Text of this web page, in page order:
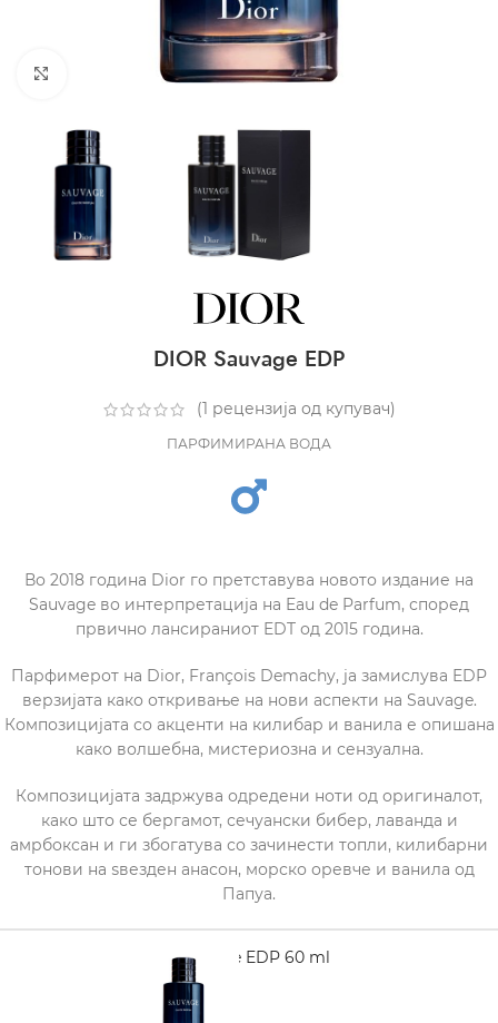
CLICK TO ENLARGE
DIOR Sauvage EDP
(1 рецензија од купувач)
ПАРФИМИРАНА ВОДА
Во 2018 година Dior го претставува новото издание на
Sauvage во интерпретација на Eau de Parfum, според
првично лансираниот EDT од 2015 година.
Парфимерот на Dior, François Demachy, ја замислува EDP
верзијата како откривање на нови аспекти на Sauvage.
Композицијата со акценти на килибар и ванила е опишана
како волшебна, мистериозна и сензуална.
Композицијата задржува одредени ноти од оригиналот,
како што се бергамот, сечуански бибер, лаванда и
амрбоксан и ги збогатува со зачинести топли, килибарни
тонови на ѕвезден анасон, морско оревче и ванила од
Папуа.
DIOR Sauvage EDP 60 ml
6.650,00